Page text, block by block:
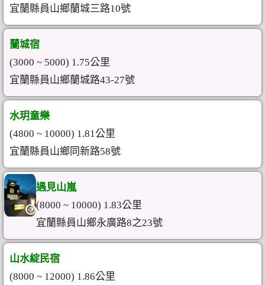
宜蘭縣員山鄉蘭城三路10號
蘭城宿
(3000 ~ 5000) 1.75公里
宜蘭縣員山鄉蘭城路43-27號
水玥童樂
(4800 ~ 10000) 1.81公里
宜蘭縣員山鄉同新路58號
遇見山嵐
(8000 ~ 10000) 1.83公里
宜蘭縣員山鄉永廣路8之23號
山水綻民宿
(8000 ~ 12000) 1.86公里